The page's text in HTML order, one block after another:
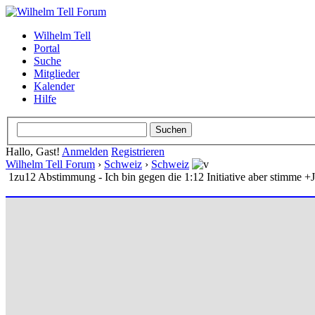
Wilhelm Tell
Portal
Suche
Mitglieder
Kalender
Hilfe
Hallo, Gast! Anmelden Registrieren
Wilhelm Tell Forum › Schweiz › Schweiz
1zu12 Abstimmung - Ich bin gegen die 1:12 Initiative aber stimme